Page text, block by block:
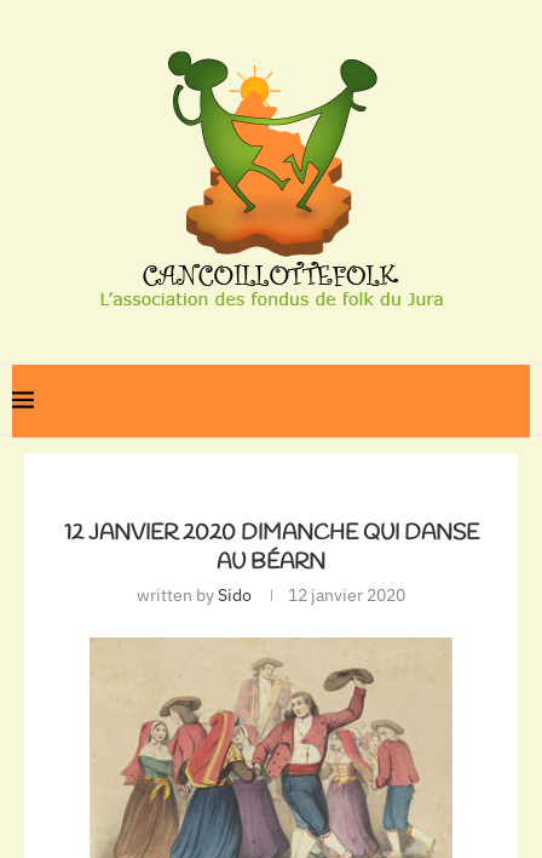
12 JANVIER 2020 DIMANCHE QUI DANSE
AU BÉARN
written bySido 12 janvier 2020